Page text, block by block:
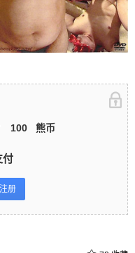
100 熊币
付
册
已有162人支付 登